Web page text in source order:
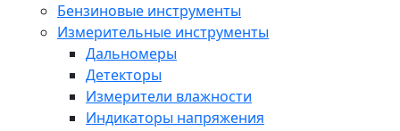
Бензиновые инструменты
Измерительные инструменты
Дальномеры
Детекторы
Измерители влажности
Индикаторы напряжения